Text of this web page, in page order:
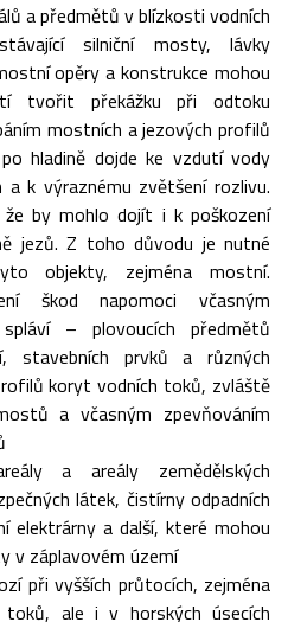
a předmětů v blízkosti vodních
silniční mosty, lávky
opěry a konstrukce mohou
tvořit překážku při odtoku
mostních a jezových profilů
hladině dojde ke vzdutí vody
k výraznému zvětšení rozlivu.
že by mohlo dojít i k poškození
jezů. Z toho důvodu je nutné
objekty, zejména mostní.
škod napomoci včasným
– plovoucích předmětů
stavebních prvků a různých
koryt vodních toků, zvláště
a včasným zpevňováním
a areály zemědělských
látek, čistírny odpadních
elektrárny a další, které mohou
v záplavovém území
při vyšších průtocích, zejména
ale i v horských úsecích